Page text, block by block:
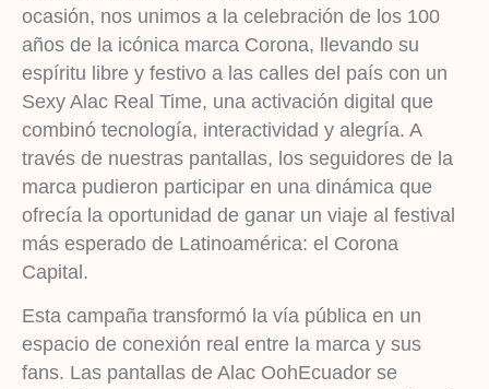
ocasión, nos unimos a la celebración de los 100
años de la icónica marca Corona, llevando su
espíritu libre y festivo a las calles del país con un
Sexy Alac Real Time, una activación digital que
combinó tecnología, interactividad y alegría. A
través de nuestras pantallas, los seguidores de la
marca pudieron participar en una dinámica que
ofrecía la oportunidad de ganar un viaje al festival
más esperado de Latinoamérica: el Corona
Capital.
Esta campaña transformó la vía pública en un
espacio de conexión real entre la marca y sus
fans. Las pantallas de Alac OohEcuador se